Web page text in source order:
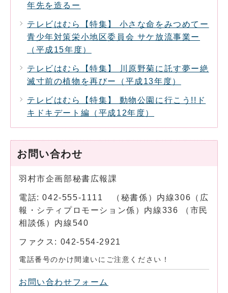
年先を造るー
テレビはむら【特集】 小さな命をみつめてー
青少年対策栄小地区委員会 サケ放流事業ー
（平成15年度）
テレビはむら【特集】 川原野菊に託す夢ー絶
滅寸前の植物を再びー（平成13年度）
テレビはむら【特集】 動物公園に行こう!!ド
キドキデート編（平成12年度）
お問い合わせ
羽村市企画部秘書広報課
電話: 042-555-1111 （秘書係）内線306（広
報・シティプロモーション係）内線336 （市民
相談係）内線540
ファクス: 042-554-2921
電話番号のかけ間違いにご注意ください！
お問い合わせフォーム